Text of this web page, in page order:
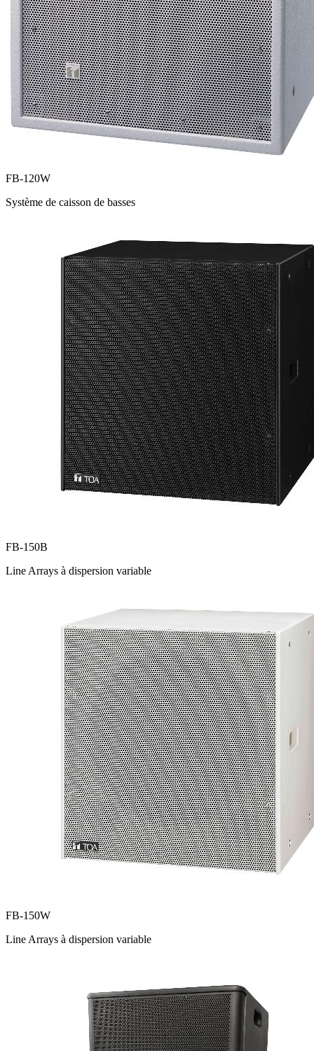
FB-120W
Système de caisson de basses
FB-150B
Line Arrays à dispersion variable
FB-150W
Line Arrays à dispersion variable